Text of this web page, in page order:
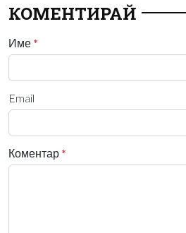
КОМЕНТИРАЙ
Име *
Email
Коментар *